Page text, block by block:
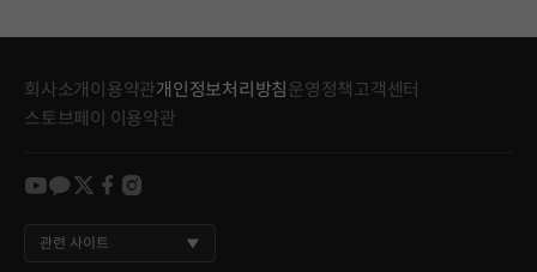
회사소개이용약관개인정보처리방침 운영정책고객센터
스토브페이 이용약관
youtube
kakao
twitter
facebook
instagram
관련 사이트